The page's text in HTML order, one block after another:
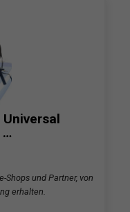
…
Shops und Partner, von
erhalten.